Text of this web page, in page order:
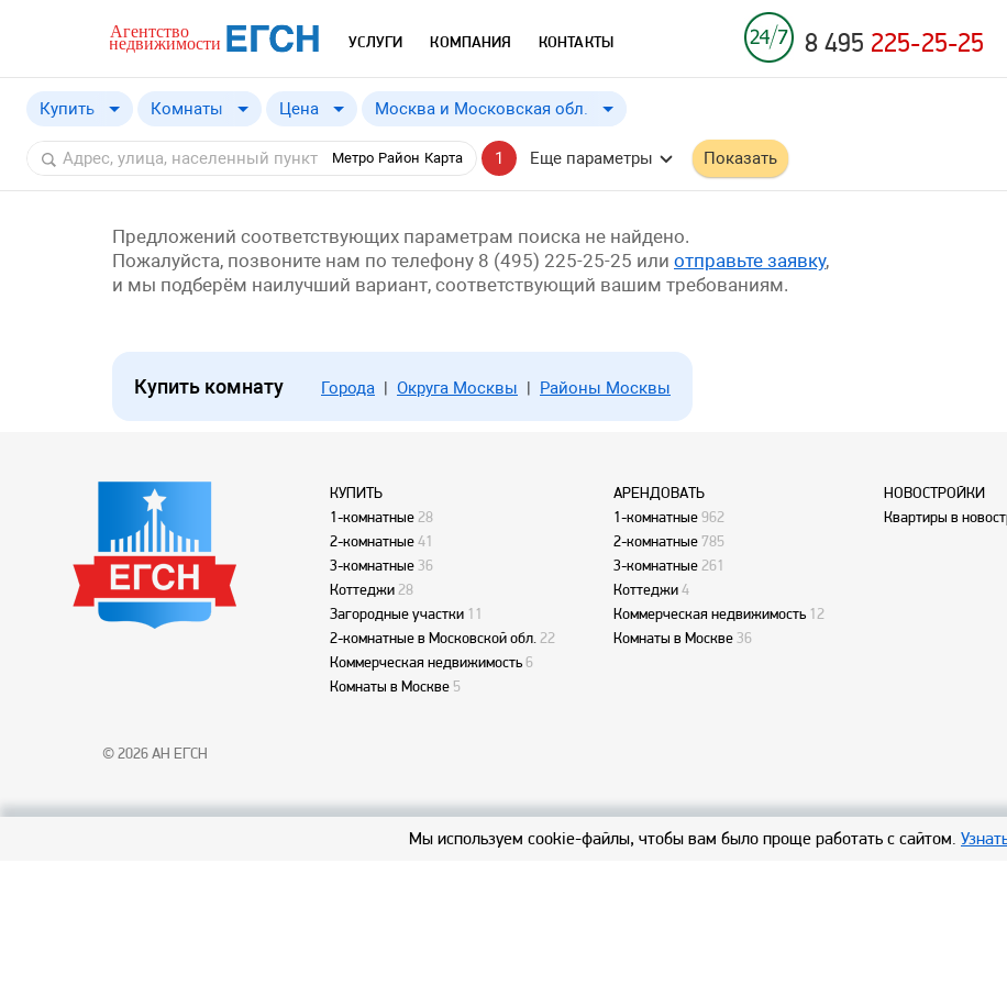
УСЛУГИ КОМПАНИЯ КОНТАКТЫ 8 495 225-25-25
Купить
Купить
Снять
Комнаты Цена
от Применить
Москва и Московская обл.
Москва и Московская обл.
Москва
Московская обл.
Метро Район Карта 1 Еще параметры Показать
Предложений соответствующих параметрам поиска не найдено.
Пожалуйста, позвоните нам по телефону 8 (495) 225-25-25 или отправьте заявку,
и мы подберём наилучший вариант, соответствующий вашим требованиям.
Купить комнату Города | Округа Москвы | Районы Москвы
© 2026 АН ЕГСН
КУПИТЬ
1-комнатные 28
2-комнатные 41
3-комнатные 36
Коттеджи 28
Загородные участки 11
2-комнатные в Московской обл. 22
Коммерческая недвижимость 6
Комнаты в Москве 5
АРЕНДОВАТЬ
1-комнатные962
2-комнатные785
3-комнатные 261
Коттеджи4
Коммерческая недвижимость 12
Комнаты в Москве 36
НОВОСТРОЙКИ
Квартиры в
Мы используем cookie-файлы, чтобы вам было проще работать с сайтом.